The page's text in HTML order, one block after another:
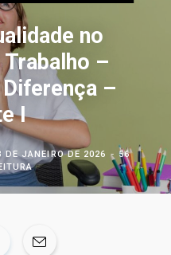
no
–
–
I
DE JANEIRO DE 2026
56